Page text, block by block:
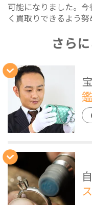
可能になりました。
く買取りできるよう努
さら